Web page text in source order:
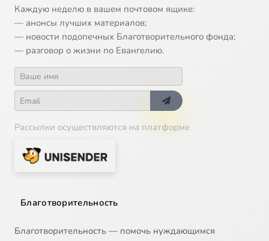
Каждую неделю в вашем почтовом ящике:
— анонсы лучших материалов;
— новости подопечных Благотворительного фонда;
— разговор о жизни по Евангелию.
Рассылки осуществляются на платформе
Благотворительность
Благотворительность — помочь нуждающимся